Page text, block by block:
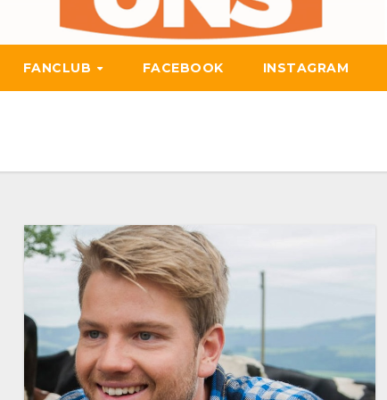
FANCLUB FACEBOOK INSTAGRAM